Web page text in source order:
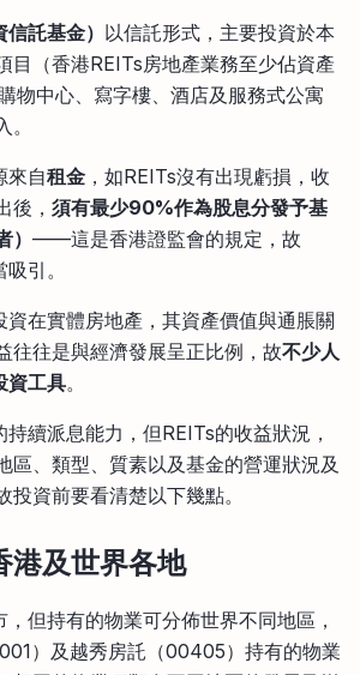
率
優惠信用卡
託基金） 以信託形式，主要投資於本
目（香港REITs房地產業務至少佔資產
物中心、寫字樓、酒店及服務式公寓
來自租金 ，如REITs沒有出現虧損，收
後， 須有最少90%作為股息分發予基
——這是香港證監會的規定，故
引。
資在實體房地產，其資產價值與通脹關
往往是與經濟發展呈正比例，故不少人
資工具。
續派息能力，但REITs的收益狀況，
區、類型、質素以及基金的營運狀況及
投資前要看清楚以下幾點。
港及世界各地
但持有的物業可分佈世界不同地區，
）及越秀房託（00405）持有的物業